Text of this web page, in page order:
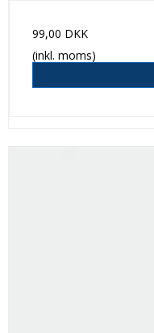
99,00 DKK
(inkl. moms)